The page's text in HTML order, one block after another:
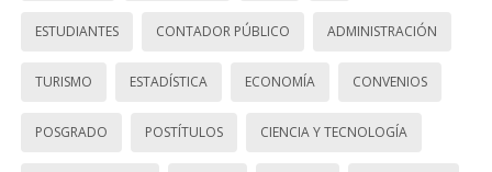
ESTUDIANTES CONTADOR PÚBLICO ADMINISTRACIÓN
TURISMO ESTADÍSTICA ECONOMÍA CONVENIOS
POSGRADO POSTÍTULOS CIENCIA Y TECNOLOGÍA